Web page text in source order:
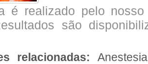
é realizado pelo
são
relacionadas: